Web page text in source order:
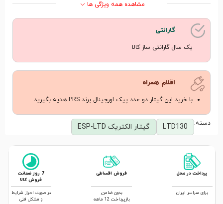
مشاهده همه ویژگی ها
گارانتی
یک سال گارانتی ساز کالا
اقلام همراه
با خرید این گیتار دو عدد پیک اورجینال برند PRS هدیه بگیرید.
دسته: LTD130 گیتار الکتریک ESP-LTD
پرداخت در محل
برای سراسر ایران
فروش اقساطی
بدون ضامن,
بازپرداخت 12 ماهه
7 روز ضمانت
فروش کالا
در صورت احراز شرایط
و مشکل فنی